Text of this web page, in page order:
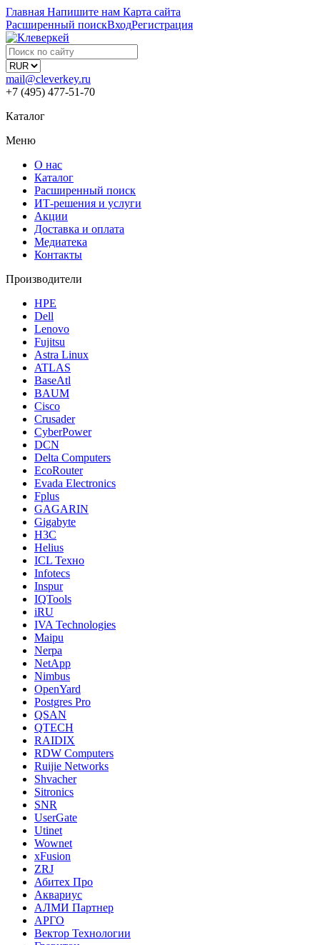
Главная Напишите нам Карта сайта
Расширенный поискВходРегистрация
mail@cleverkey.ru
+7 (495) 477-51-70
Каталог
Меню
О нас
Каталог
Расширенный поиск
ИТ-решения и услуги
Акции
Доставка и оплата
Медиатека
Контакты
Производители
HPE
Dell
Lenovo
Fujitsu
Astra Linux
ATLAS
BaseAtl
BAUM
Cisco
Crusader
CyberPower
DCN
Delta Computers
EcoRouter
Evada Electronics
Fplus
GAGARIN
Gigabyte
H3C
Helius
ICL Техно
Infotecs
Inspur
IQTools
iRU
IVA Technologies
Maipu
Nerpa
NetApp
Nimbus
OpenYard
Postgres Pro
QSAN
QTECH
RAIDIX
RDW Computers
Ruijie Networks
Shvacher
Sitronics
SNR
UserGate
Utinet
Wownet
xFusion
ZRJ
Абитех Про
Аквариус
АЛМИ Партнер
АРГО
Вектор Технологии